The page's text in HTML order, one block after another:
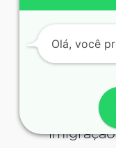
também
de visita
Olá, você